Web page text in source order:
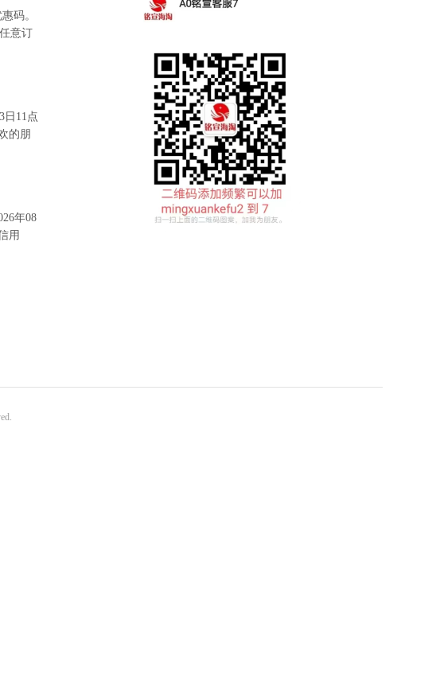
码。
意订
日11点
的朋
年08
用